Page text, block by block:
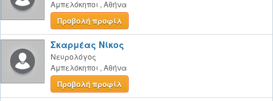
Αμπελόκηποι , Αθήνα
Προβολή προφίλ
Σκαρμέας Νίκος
Νευρολόγος
Αμπελόκηποι , Αθήνα
Προβολή προφίλ